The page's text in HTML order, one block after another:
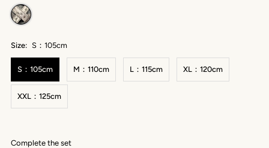
Size: S：105cm
S：105cm M：110cm L：115cm XL：120cm
XXL：125cm
Complete the set